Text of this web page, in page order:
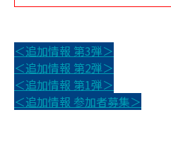
＜追加情報 第3弾＞
＜追加情報 第2弾＞
＜追加情報 第1弾＞
＜追加情報 参加者募集＞